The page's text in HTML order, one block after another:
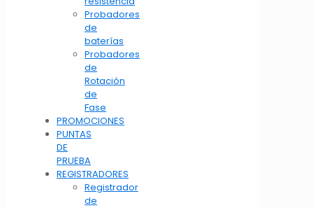
Probadores
de
baterías
Probadores
de
Rotación
de
Fase
PROMOCIONES
PUNTAS
DE
PRUEBA
REGISTRADORES
Registrador
de